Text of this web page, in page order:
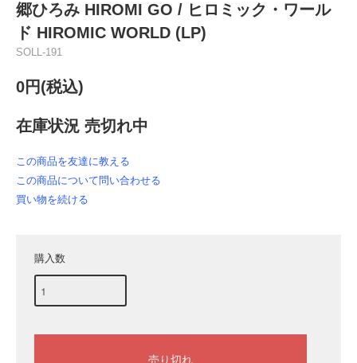
郷ひろみ HIROMI GO / ヒロミック・ワール
ド HIROMIC WORLD (LP)
SOLL-191
0円(税込)
在庫状況 売切れ中
この商品を友達に教える
この商品について問い合わせる
買い物を続ける
購入数